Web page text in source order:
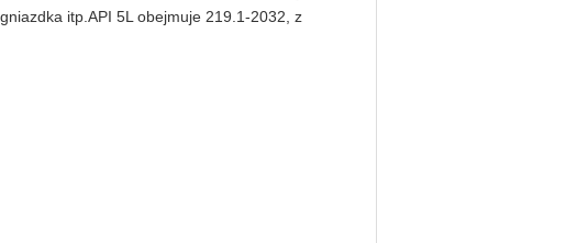
itp.API 5L obejmuje 219.1-2032, z